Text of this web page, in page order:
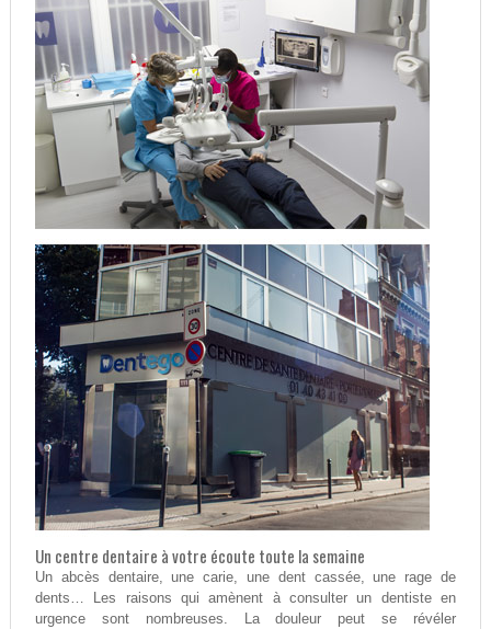
Un centre dentaire à votre écoute toute la semaine
Un abcès dentaire, une carie, une dent cassée, une rage de
dents… Les raisons qui amènent à consulter un dentiste en
urgence sont nombreuses. La douleur peut se révéler